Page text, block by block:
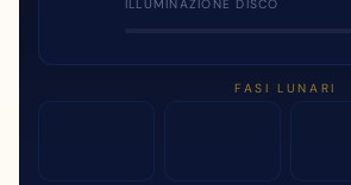
ILLUMINAZIONE DISCO
FASI LUNARI